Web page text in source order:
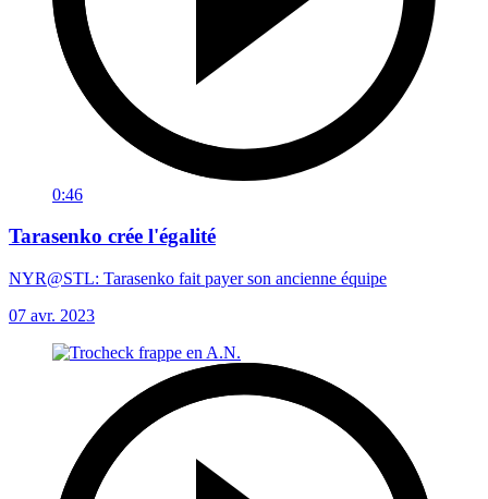
0:46
Tarasenko crée l'égalité
NYR@STL: Tarasenko fait payer son ancienne équipe
07 avr. 2023